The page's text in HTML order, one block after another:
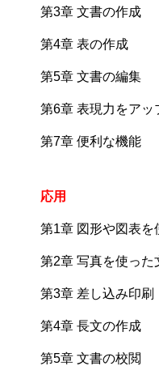
第3章 文書の作成
第4章 表の作成
第5章 文書の編集
第6章 表現力をアッ
第7章 便利な機能
応用
第1章 図形や図表を
第2章 写真を使った
第3章 差し込み印刷
第4章 長文の作成
第5章 文書の校閲